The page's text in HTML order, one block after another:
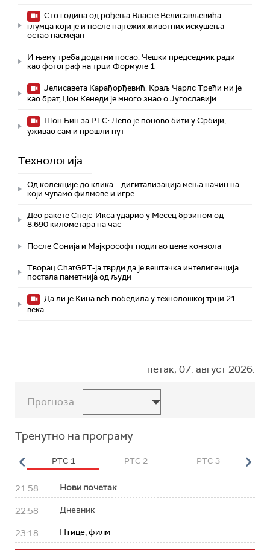
Сто година од рођења Власте Велисављевића –
глумца који је и после најтежих животних искушења
остао насмејан
И њему треба додатни посао: Чешки председник ради
као фотограф на трци Формуле 1
Јелисавета Карађорђевић: Краљ Чарлс Трећи ми је
као брат, Џон Кенеди је много знао о Југославији
Шон Бин за РТС: Лепо је поново бити у Србији,
уживао сам и прошли пут
Технологијa
Од колекције до клика – дигитализација мења начин на
који чувамо филмове и игре
Део ракете Спејс-Икса ударио у Месец брзином од
8.690 километара на час
После Сонија и Мајкрософт подигао цене конзола
Творац ChatGPT-ја тврди да је вештачка интелигенција
постала паметнија од људи
Да ли је Кина већ победила у технолошкој трци 21.
века
петак, 07. август 2026.
Прогноза
Тренутно на програму
РТС 1 РТС 2 РТС 3
21:58 Нови почетак
22:58 Дневник
23:18 Птице, филм